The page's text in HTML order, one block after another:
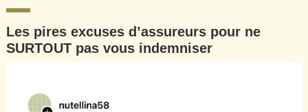
Les pires excuses d’assureurs pour ne
SURTOUT pas vous indemniser